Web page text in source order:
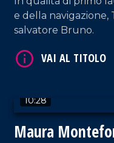
e della navigazione,
salvatore Bruno.
10:28
Maura
VAI AL TITOLO